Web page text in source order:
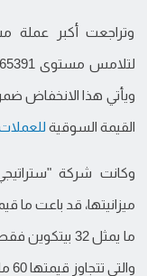
القيمة السوقية
وكانت شركة
والتي تتجاوز قيمتها 60 مليار دولار.